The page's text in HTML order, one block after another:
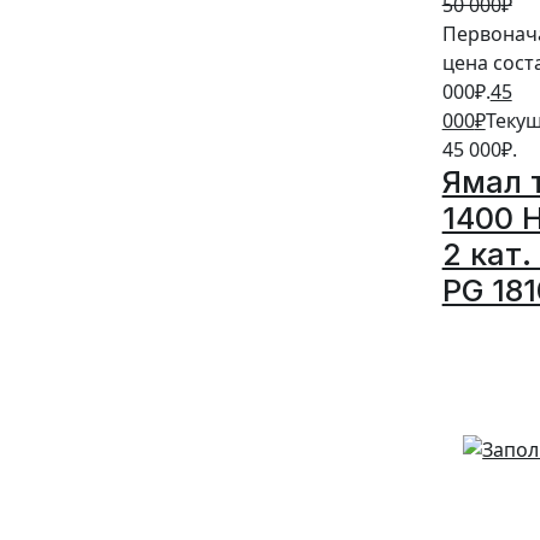
цена
000₽.45
000₽
45 000₽.
Ямал
1400
2 кат.
PG